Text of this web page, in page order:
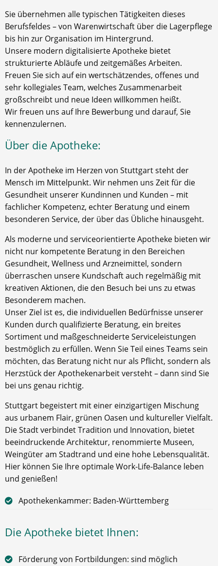
Sie übernehmen alle typischen Tätigkeiten dieses
Berufsfeldes – von Warenwirtschaft über die Lagerpflege
bis hin zur Organisation im Hintergrund.
Unsere modern digitalisierte Apotheke bietet
strukturierte Abläufe und zeitgemäßes Arbeiten.
Freuen Sie sich auf ein wertschätzendes, offenes und
sehr kollegiales Team, welches Zusammenarbeit
großschreibt und neue Ideen willkommen heißt.
Wir freuen uns auf Ihre Bewerbung und darauf, Sie
kennenzulernen.
Über die Apotheke:
In der Apotheke im Herzen von Stuttgart steht der
Mensch im Mittelpunkt. Wir nehmen uns Zeit für die
Gesundheit unserer Kundinnen und Kunden – mit
fachlicher Kompetenz, echter Beratung und einem
besonderen Service, der über das Übliche hinausgeht.
Als moderne und serviceorientierte Apotheke bieten wir
nicht nur kompetente Beratung in den Bereichen
Gesundheit, Wellness und Arzneimittel, sondern
überraschen unsere Kundschaft auch regelmäßig mit
kreativen Aktionen, die den Besuch bei uns zu etwas
Besonderem machen.
Unser Ziel ist es, die individuellen Bedürfnisse unserer
Kunden durch qualifizierte Beratung, ein breites
Sortiment und maßgeschneiderte Serviceleistungen
bestmöglich zu erfüllen. Wenn Sie Teil eines Teams sein
möchten, das Beratung nicht nur als Pflicht, sondern als
Herzstück der Apothekenarbeit versteht – dann sind Sie
bei uns genau richtig.
Stuttgart begeistert mit einer einzigartigen Mischung
aus urbanem Flair, grünen Oasen und kultureller Vielfalt.
Die Stadt verbindet Tradition und Innovation, bietet
beeindruckende Architektur, renommierte Museen,
Weingüter am Stadtrand und eine hohe Lebensqualität.
Hier können Sie Ihre optimale Work-Life-Balance leben
und genießen!
Apothekenkammer: Baden-Württemberg
Die Apotheke bietet Ihnen:
Förderung von Fortbildungen: sind möglich